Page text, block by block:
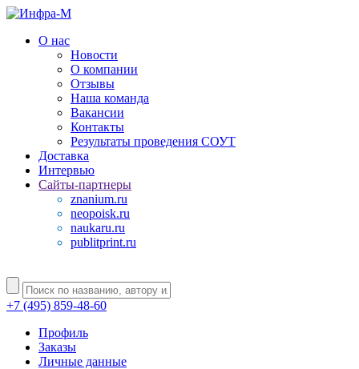
О нас
Новости
О компании
Отзывы
Наша команда
Вакансии
Контакты
Результаты проведения СОУТ
Доставка
Интервью
Сайты-партнеры
znanium.ru
neopoisk.ru
naukaru.ru
publitprint.ru
+7 (495) 859-48-60
Профиль
Заказы
Личные данные